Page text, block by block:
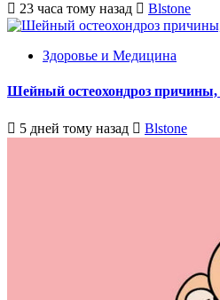
23 часа тому назад Blstone
Здоровье и Медицина
Шейный остеохондроз
5 дней тому назад Blstone